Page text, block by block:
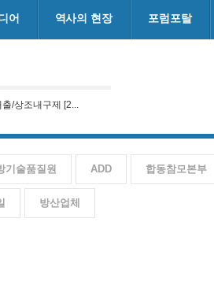
어 역사의 현장 포럼포탈
/상조내구제 [2...
토지노솔루션 ...
기술품질원 ADD 합동참모본부
방산업체